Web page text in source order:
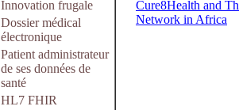
Innovation frugale
Dossier médical
électronique
Patient administrateur
de ses données de
santé
HL7 FHIR
Cure8Health and
Network in Africa